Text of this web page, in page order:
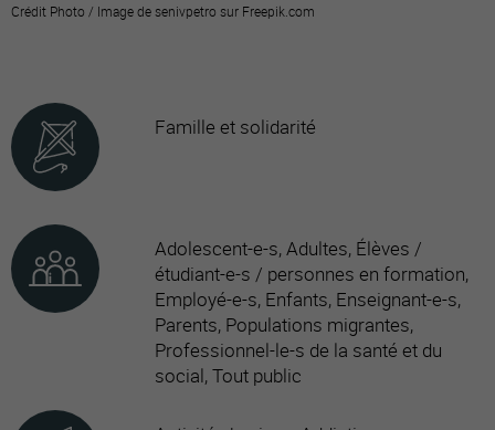
Crédit Photo / Image de senivpetro sur Freepik.com
Famille et solidarité
Adolescent-e-s, Adultes, Élèves /
étudiant-e-s / personnes en formation,
Employé-e-s, Enfants, Enseignant-e-s,
Parents, Populations migrantes,
Professionnel-le-s de la santé et du
social, Tout public